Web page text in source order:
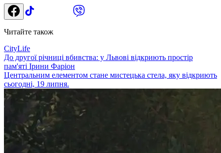
Читайте також
CityLife
До другої річниці вбивства: у Львові відкриють простір
пам'яті Ірини Фаріон
Центральним елементом стане мистецька стела, яку відкриють
сьогодні, 19 липня.